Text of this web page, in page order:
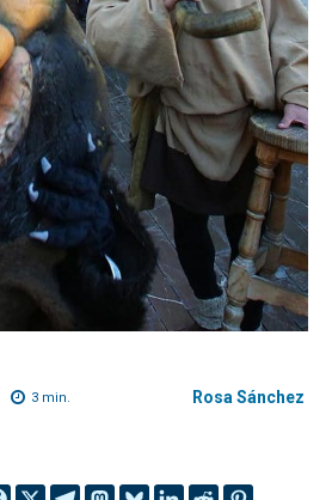
3min. Rosa Sánchez